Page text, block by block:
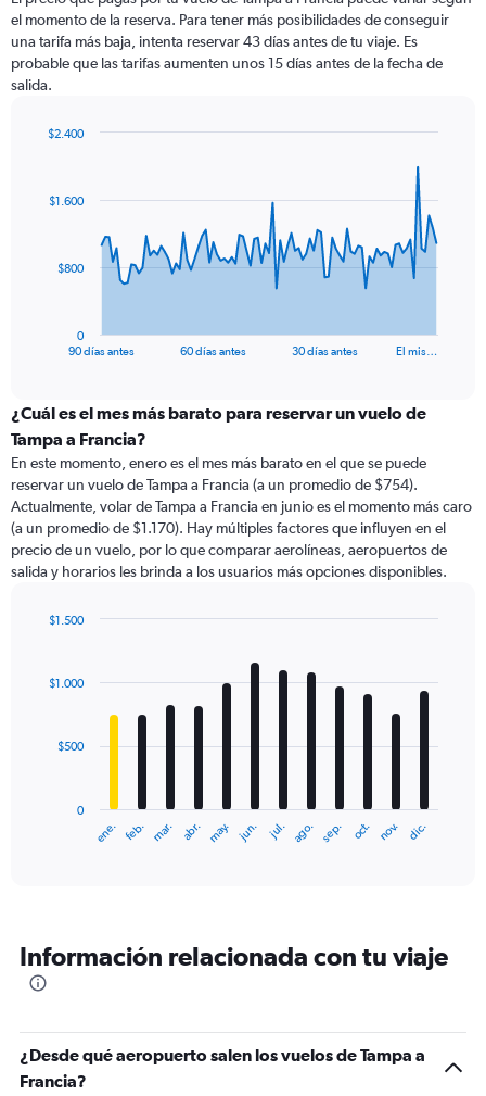
el momento de la reserva. Para tener más posibilidades de conseguir
una tarifa más baja, intenta reservar 43 días antes de tu viaje. Es
probable que las tarifas aumenten unos 15 días antes de la fecha de
salida.
data
The
categories.
Range:
91
categories.
The
chart
has
1
Y
displaying
90 días antes 60 días antes 30 días antes El mis…
0
$800
$1.600
$2.400
¿Cuál es el mes más barato para reservar un vuelo de
Tampa a Francia?
En este momento, enero es el mes más barato en el que se puede
reservar un vuelo de Tampa a Francia (a un promedio de $754).
Actualmente, volar de Tampa a Francia en junio es el momento más caro
(a un promedio de $1.170). Hay múltiples factores que influyen en el
precio de un vuelo, por lo que comparar aerolíneas, aeropuertos de
salida y horarios les brinda a los usuarios más opciones disponibles.
with
12
The
categories.
The
Y
axis
ene. feb. mar. abr. may. jun. jul. ago. sep. oct. nov. dic.
0
$500
$1.000
$1.500
Información relacionada con tu viaje
¿Desde qué aeropuerto salen los vuelos de Tampa a
Francia?